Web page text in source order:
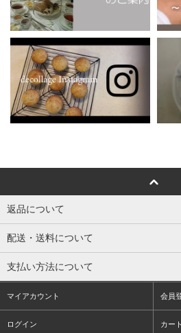
返品について
配送・送料について
支払い方法について
マイアカウント 会員
ログイン カー